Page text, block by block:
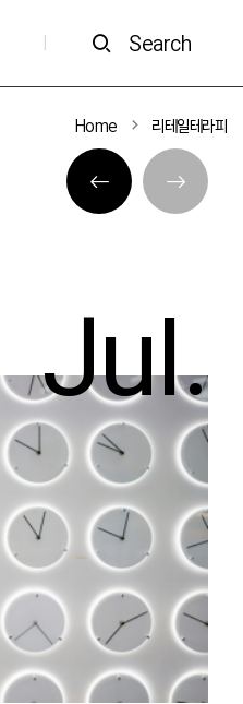
Search
Home 리테일테라피
Jul.